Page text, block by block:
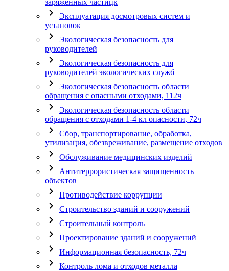
заряженных частицк
chevron_right
Эксплуатация досмотровых систем и
установок
chevron_right
Экологическая безопасность для
руководителей
chevron_right
Экологическая безопасность для
руководителей экологических служб
chevron_right
Экологическая безопасность области
обращения с опасными отходами, 112ч
chevron_right
Экологическая безопасность области
обращения с отходами 1-4 кл опасности, 72ч
chevron_right
Сбор, транспортирование, обработка,
утилизация, обезвреживание, размещение отходов
chevron_right Обслуживание медицинских изделий
chevron_right
Антитеррористическая защищенность
объектов
chevron_right Противодействие коррупции
chevron_right Строительство зданий и сооружений
chevron_right Строительный контроль
chevron_right Проектирование зданий и сооружений
chevron_right Информационная безопасность, 72ч
chevron_right Контроль лома и отходов металла